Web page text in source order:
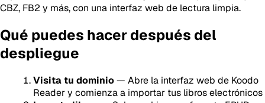
CBZ, FB2 y más, con una interfaz web de lectura limpia.
Qué puedes hacer después del
despliegue
Visita tu dominio— Abre la interfaz web de Koodo
Reader y comienza a importar tus libros electrónicos